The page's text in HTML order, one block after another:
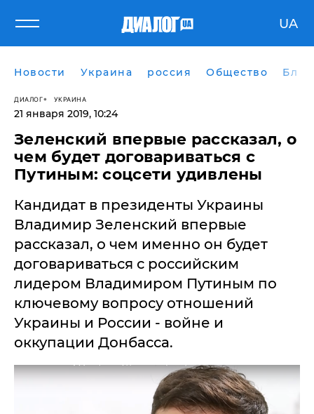
UA
Новости Украина россия Общество
ДИАЛОГ УКРАИНА
21 января 2019, 10:24
Зеленский впервые рассказал, о
чем будет договариваться с
Путиным: соцсети удивлены
​Кандидат в президенты Украины
Владимир Зеленский впервые
рассказал, о чем именно он будет
договариваться с российским
лидером Владимиром Путиным по
ключевому вопросу отношений
Украины и России - войне и
оккупации Донбасса.